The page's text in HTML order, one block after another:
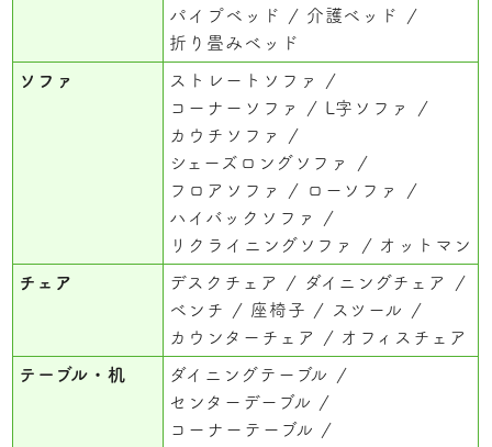
パイプベッド
介護ベッド
折り畳みベッド
ソファ
ストレートソファ
コーナーソファ
L字ソファ
カウチソファ
シェーズロングソファ
フロアソファ
ローソファ
ハイバックソファ
リクライニングソファ
オットマン
チェア デスクチェア
ダイニングチェア
ベンチ
座椅子
スツール
カウンターチェア
オフィスチェア
テーブル・机
ダイニングテーブル
センターデーブル
コーナーテーブル